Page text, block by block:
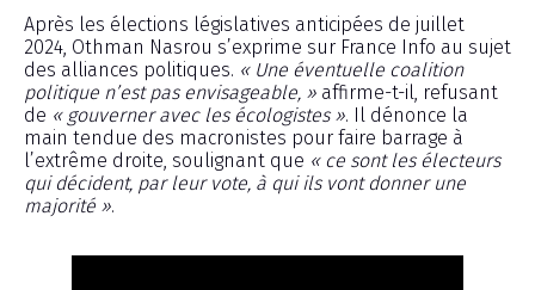
Après les élections législatives anticipées de juillet
2024, Othman Nasrou s’exprime sur France Info au sujet
des alliances politiques. « Une éventuelle coalition
politique n’est pas envisageable, » affirme-t-il, refusant
de « gouverner avec les écologistes ». Il dénonce la
main tendue des macronistes pour faire barrage à
l’extrême droite, soulignant que « ce sont les électeurs
qui décident, par leur vote, à qui ils vont donner une
majorité ».